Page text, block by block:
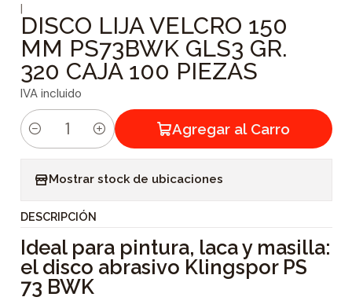
|
DISCO LIJA VELCRO 150
MM PS73BWK GLS3 GR.
320 CAJA 100 PIEZAS
IVA incluido
C
i
d
a
d
Agregar al Carro
Mostrar stock de ubicaciones
DESCRIPCIÓN
Ideal para pintura, laca y masilla:
el disco abrasivo Klingspor PS
73 BWK